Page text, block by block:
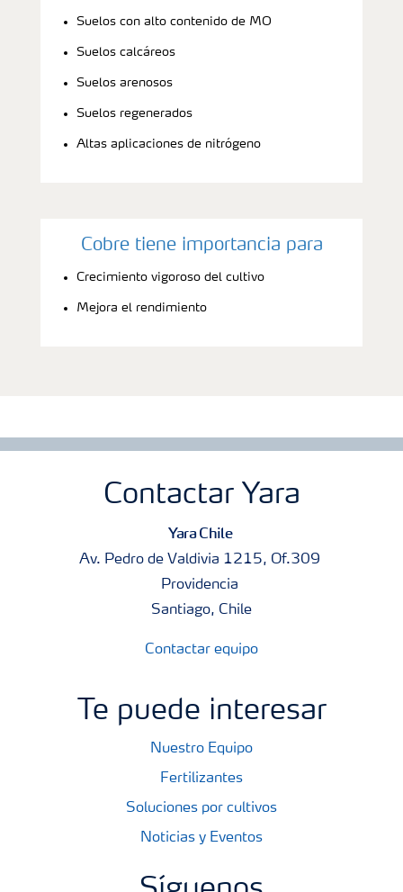
Suelos con alto contenido de MO
Suelos calcáreos
Suelos arenosos
Suelos regenerados
Altas aplicaciones de nitrógeno
Cobre tiene importancia para
Crecimiento vigoroso del cultivo
Mejora el rendimiento
Contactar Yara
Yara Chile
Av. Pedro de Valdivia 1215, Of.309
Providencia
Santiago, Chile
Contactar equipo
Te puede interesar
Nuestro Equipo
Fertilizantes
Soluciones por cultivos
Noticias y Eventos